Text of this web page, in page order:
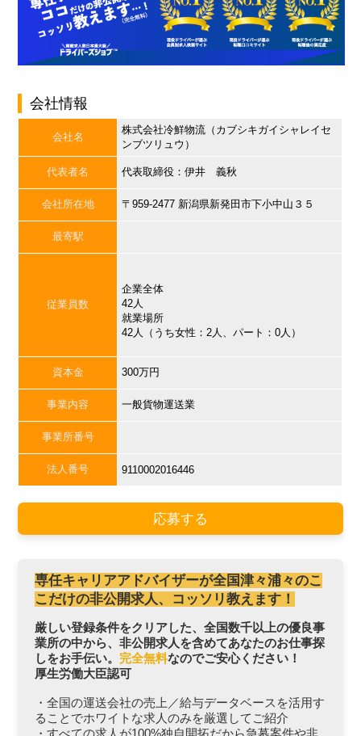
会社情報
会社名
株式会社冷鮮物流（カブシキガイシャレイセ
ンブツリュウ）
代表者名 代表取締役：伊井 義秋
会社所在地 〒959-2477 新潟県新発田市下小中山３５
最寄駅
従業員数
企業全体
42人
就業場所
42人（うち女性：2人、パート：0人）
資本金 300万円
事業内容 一般貨物運送業
事業所番号
法人番号 9110002016446
応募する
専任キャリアアドバイザーが全国津々浦々のこ
こだけの非公開求人、コッソリ教えます！
厳しい登録条件をクリアした、全国数千以上の優良事
業所の中から、非公開求人を含めてあなたのお仕事探
しをお手伝い。 完全無料なのでご安心ください！
厚生労働大臣認可
・全国の運送会社の売上／給与データベースを活用す
ることでホワイトな求人のみを厳選してご紹介
・すべての求人が100%独自開拓だから急募案件や非